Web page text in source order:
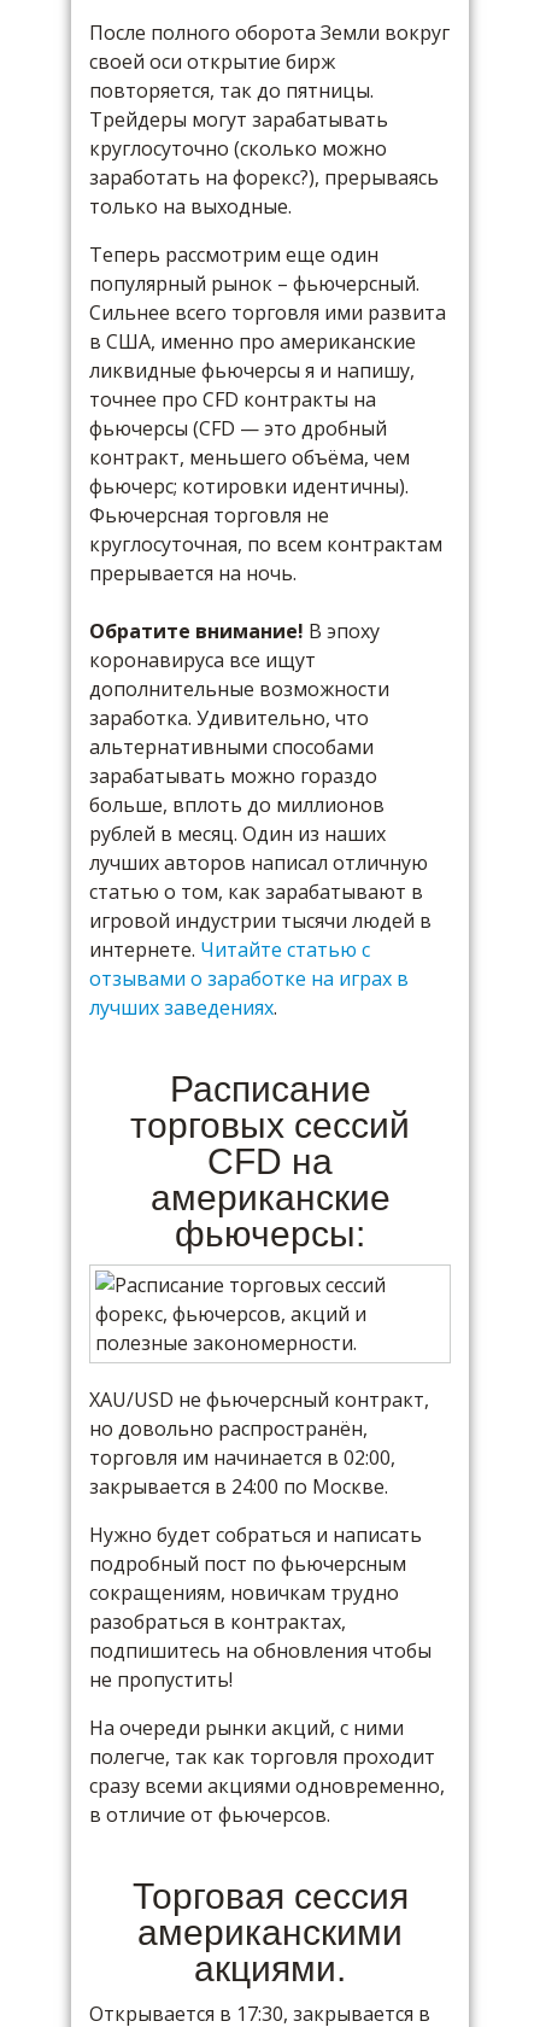
После полного оборота Земли вокруг
своей оси открытие бирж
повторяется, так до пятницы.
Трейдеры могут зарабатывать
круглосуточно (сколько можно
заработать на форекс?), прерываясь
только на выходные.
Теперь рассмотрим еще один
популярный рынок – фьючерсный.
Сильнее всего торговля ими развита
в США, именно про американские
ликвидные фьючерсы я и напишу,
точнее про CFD контракты на
фьючерсы (CFD — это дробный
контракт, меньшего объёма, чем
фьючерс; котировки идентичны).
Фьючерсная торговля не
круглосуточная, по всем контрактам
прерывается на ночь.
Обратите внимание! В эпоху
коронавируса все ищут
дополнительные возможности
заработка. Удивительно, что
альтернативными способами
зарабатывать можно гораздо
больше, вплоть до миллионов
рублей в месяц. Один из наших
лучших авторов написал отличную
статью о том, как зарабатывают в
игровой индустрии тысячи людей в
интернете. Читайте статью с
отзывами о заработке на играх в
лучших заведениях.
Расписание
торговых сессий
CFD на
американские
фьючерсы:
XAU/USD не фьючерсный контракт,
но довольно распространён,
торговля им начинается в 02:00,
закрывается в 24:00 по Москве.
Нужно будет собраться и написать
подробный пост по фьючерсным
сокращениям, новичкам трудно
разобраться в контрактах,
подпишитесь на обновления чтобы
не пропустить!
На очереди рынки акций, с ними
полегче, так как торговля проходит
сразу всеми акциями одновременно,
в отличие от фьючерсов.
Торговая сессия
американскими
акциями.
Открывается в 17:30, закрывается в